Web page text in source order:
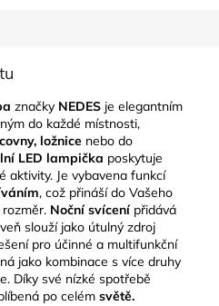
značky NEDES je elegantním
do každé místnosti,
ložnice nebo do
LED lampička poskytuje
aktivity. Je vybavena funkcí
, což přináší do Vašeho
Noční svícenípřidává
slouží jako útulný zdroj
pro účinné a multifunkční
jako kombinace s více druhy
Díky své nízké spotřebě
po celém světě.